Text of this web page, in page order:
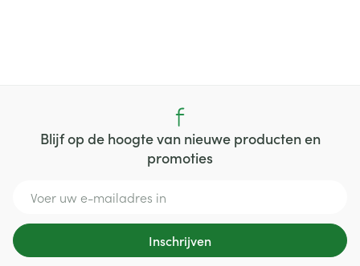
Blijf op de hoogte van nieuwe producten en
promoties
Inschrijven